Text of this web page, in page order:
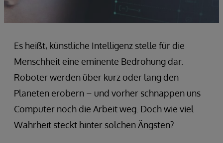
Es heißt, künstliche Intelligenz stelle für die
Menschheit eine eminente Bedrohung dar.
Roboter werden über kurz oder lang den
Planeten erobern – und vorher schnappen uns
Computer noch die Arbeit weg. Doch wie viel
Wahrheit steckt hinter solchen Ängsten?